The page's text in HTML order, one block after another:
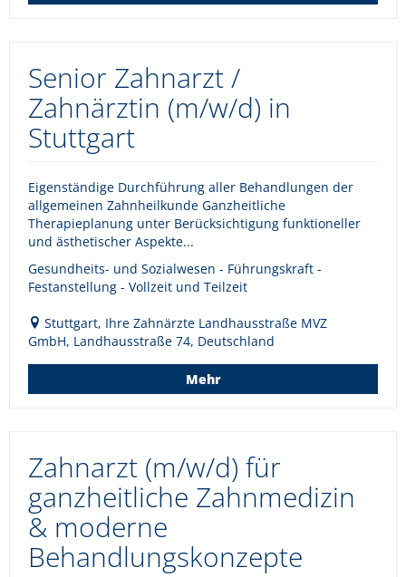
Senior Zahnarzt /
Zahnärztin (m/w/d) in
Stuttgart
Eigenständige Durchführung aller Behandlungen der
allgemeinen Zahnheilkunde Ganzheitliche
Therapieplanung unter Berücksichtigung funktioneller
und ästhetischer Aspekte...
Gesundheits- und Sozialwesen - Führungskraft -
Festanstellung - Vollzeit und Teilzeit
Stuttgart, Ihre Zahnärzte Landhausstraße MVZ
GmbH, Landhausstraße 74, Deutschland
Mehr
Zahnarzt (m/w/d) für
ganzheitliche Zahnmedizin
& moderne
Behandlungskonzepte